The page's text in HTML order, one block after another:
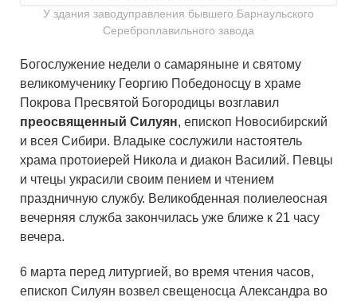
У здания заводуправления бывшего Барнаульского
Сереброплавильного завода
Богослужение недели о самаряныне и святому
великомученику Георгию Победоносцу в храме
Покрова Пресвятой Богородицы возглавил
преосвященный Силуян, епископ Новосибирский
и всея Сибири. Владыке сослужили настоятель
храма протоиерей Никола и диакон Василий. Певцы
и чтецы украсили своим пением и чтением
праздничную службу. Великобденная полиелеосная
вечерняя служба закончилась уже ближе к 21 часу
вечера.
6 марта перед литургией, во время чтения часов,
епископ Силуян возвел свещеносца Александра во